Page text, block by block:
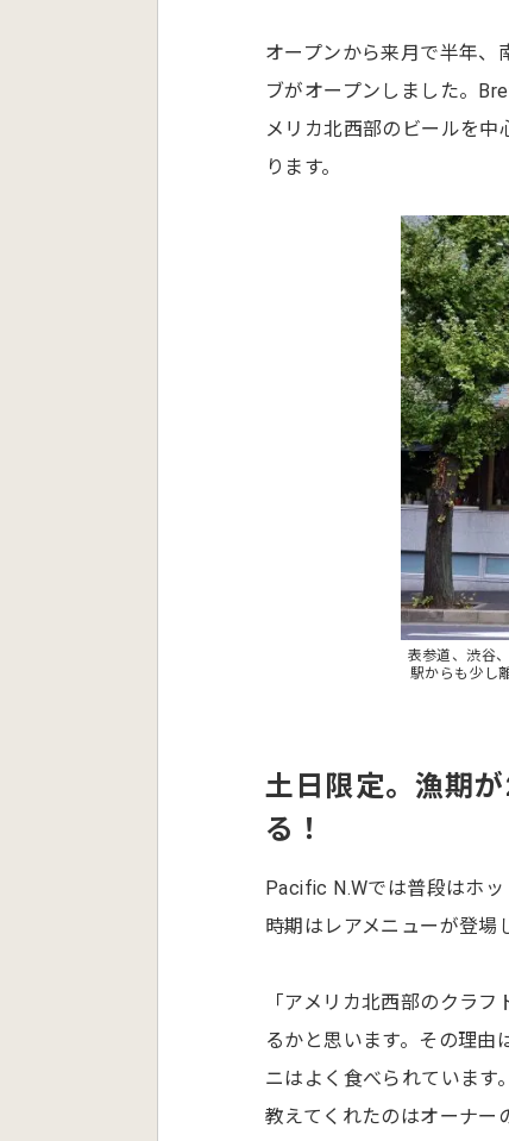
オープンから来月で半年、
ブがオープンしました。
メリカ北西部のビールを中
ります。
表参道、渋谷
駅からも少し
土日限定。漁期
る！
Pacific N.Wでは普段はホ
時期はレアメニューが登場
「アメリカ北西部のクラ
るかと思います。その理由
ニはよく食べられています
教えてくれたのはオーナー